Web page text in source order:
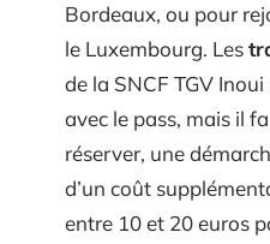
Bordeaux, ou pour
le Luxembourg. Les
de la SNCF TGV
avec le pass, mais il
réserver, une
d’un coût
entre 10 et 20 euros